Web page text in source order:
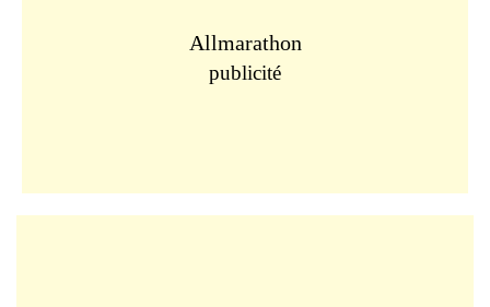
Allmarathon
publicité